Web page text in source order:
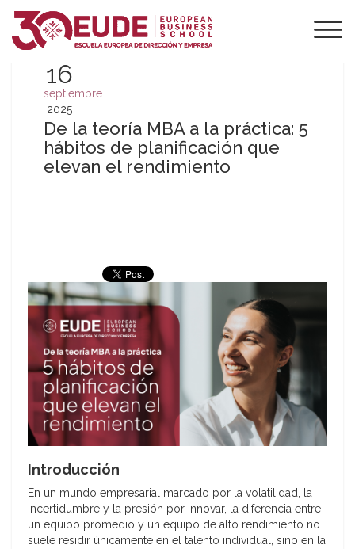
16
septiembre
2025
De la teoría MBA a la práctica: 5
hábitos de planificación que
elevan el rendimiento
Introducción
En un mundo empresarial marcado por la volatilidad, la
incertidumbre y la presión por innovar, la diferencia entre
un equipo promedio y un equipo de alto rendimiento no
suele residir únicamente en el talento individual, sino en la